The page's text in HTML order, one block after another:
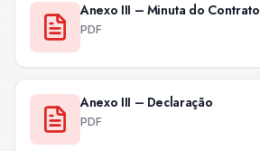
Anexo III – Minuta do Contrato
PDF
Anexo III – Declaração
PDF